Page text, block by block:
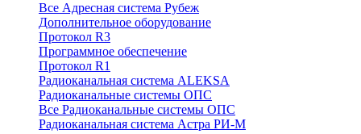
Все Адресная система Рубеж
Дополнительное оборудование
Протокол R3
Программное обеспечение
Протокол R1
Радиоканальная система ALEKSA
Радиоканальные системы ОПС
Все Радиоканальные системы ОПС
Радиоканальная система Астра РИ-М